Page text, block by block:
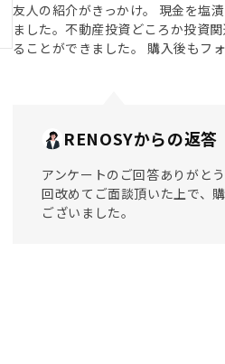
友人の紹介がきっかけ。 現金を塩
ました。不動産投資どころか投資
ることができました。 購入後もフ
RENOSYからの返答
アンケートのご回答ありがと
回改めてご面談頂いた上で、
ございました。